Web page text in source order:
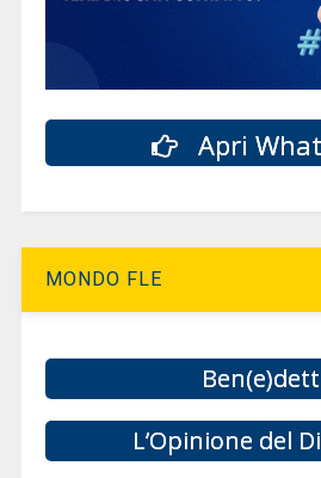
Apri
MONDO FLE
L’Opinione del